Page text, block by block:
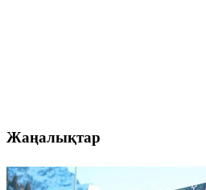
Жаңалықтар